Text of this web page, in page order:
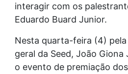
interagir com os
Eduardo Buard Junior.
Nesta quarta-feira (4)
geral da Seed, João Giona
o evento de premiação